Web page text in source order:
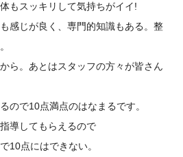
もスッキリして気持ちがイイ!
感じが良く、専門的知識もある。整
ら。あとはスタッフの方々が皆さん
ので10点満点のはなまるです。
導してもらえるので
10点にはできない。